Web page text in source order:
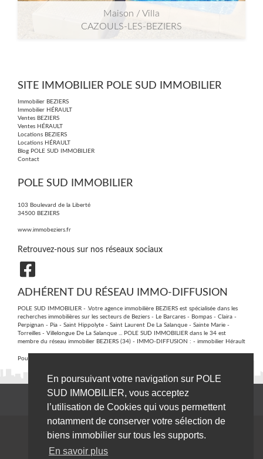
En poursuivant votre navigation sur POLE
SUD IMMOBILIER, vous acceptez
l’utilisation de Cookies qui vous permettent
notamment de conserver votre sélection de
biens immobilier sur tous les supports.
En savoir plus
Maison / Villa
CAZOULS-LES-BEZIERS
140m | 5 pièce(s) | Ext. 1 000m
SITE IMMOBILIER POLE SUD IMMOBILIER
Immobilier BEZIERS
Immobilier HÉRAULT
Ventes BEZIERS
Ventes HÉRAULT
Locations BEZIERS
Locations HÉRAULT
Blog POLE SUD IMMOBILIER
Contact
POLE SUD IMMOBILIER
103 Boulevard de la Liberté
34500 BEZIERS
www.immobeziers.fr
Retrouvez-nous sur nos réseaux sociaux
ADHÉRENT DU RÉSEAU IMMO-DIFFUSION
POLE SUD IMMOBILIER - .Votre agence immobilière BEZIERS est spécialisée dans les
recherches immobilières sur les secteurs de Beziers - Le Barcares - Bompas - Claira -
Perpignan - Pia - Saint Hippolyte - Saint Laurent De La Salanque - Sainte Marie -
Torreilles - Villelongue De La Salanque ... POLE SUD IMMOBILIER dans le 34 est
membre du réseau immobilier BEZIERS (34) - IMMO-DIFFUSION : - immobilier Hérault
Pour plus d'informations contactez notre secrétariat central au :